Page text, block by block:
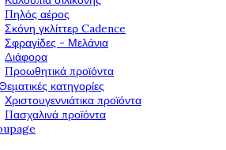
Πηλός αέρος
Σκόνη γκλίττερ Cadence
Σφραγίδες - Μελάνια
Διάφορα
Προωθητικά προϊόντα
κατηγορίες
Χριστουγεννιάτικα προϊόντα
Πασχαλινά προϊόντα